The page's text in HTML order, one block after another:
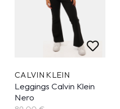
CALVIN KLEIN
Leggings Calvin Klein
Nero